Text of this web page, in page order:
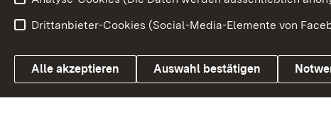
Link zum Landesportal
Drittanbieter-Cookies (Social-Media-Elemente von
Alle akzeptieren Auswahl bestätigen